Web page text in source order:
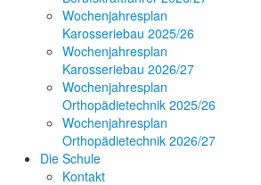
Wochenjahresplan
Karosseriebau 2025/26
Wochenjahresplan
Karosseriebau 2026/27
Wochenjahresplan
Orthopädietechnik 2025/26
Wochenjahresplan
Orthopädietechnik 2026/27
Die Schule
Kontakt